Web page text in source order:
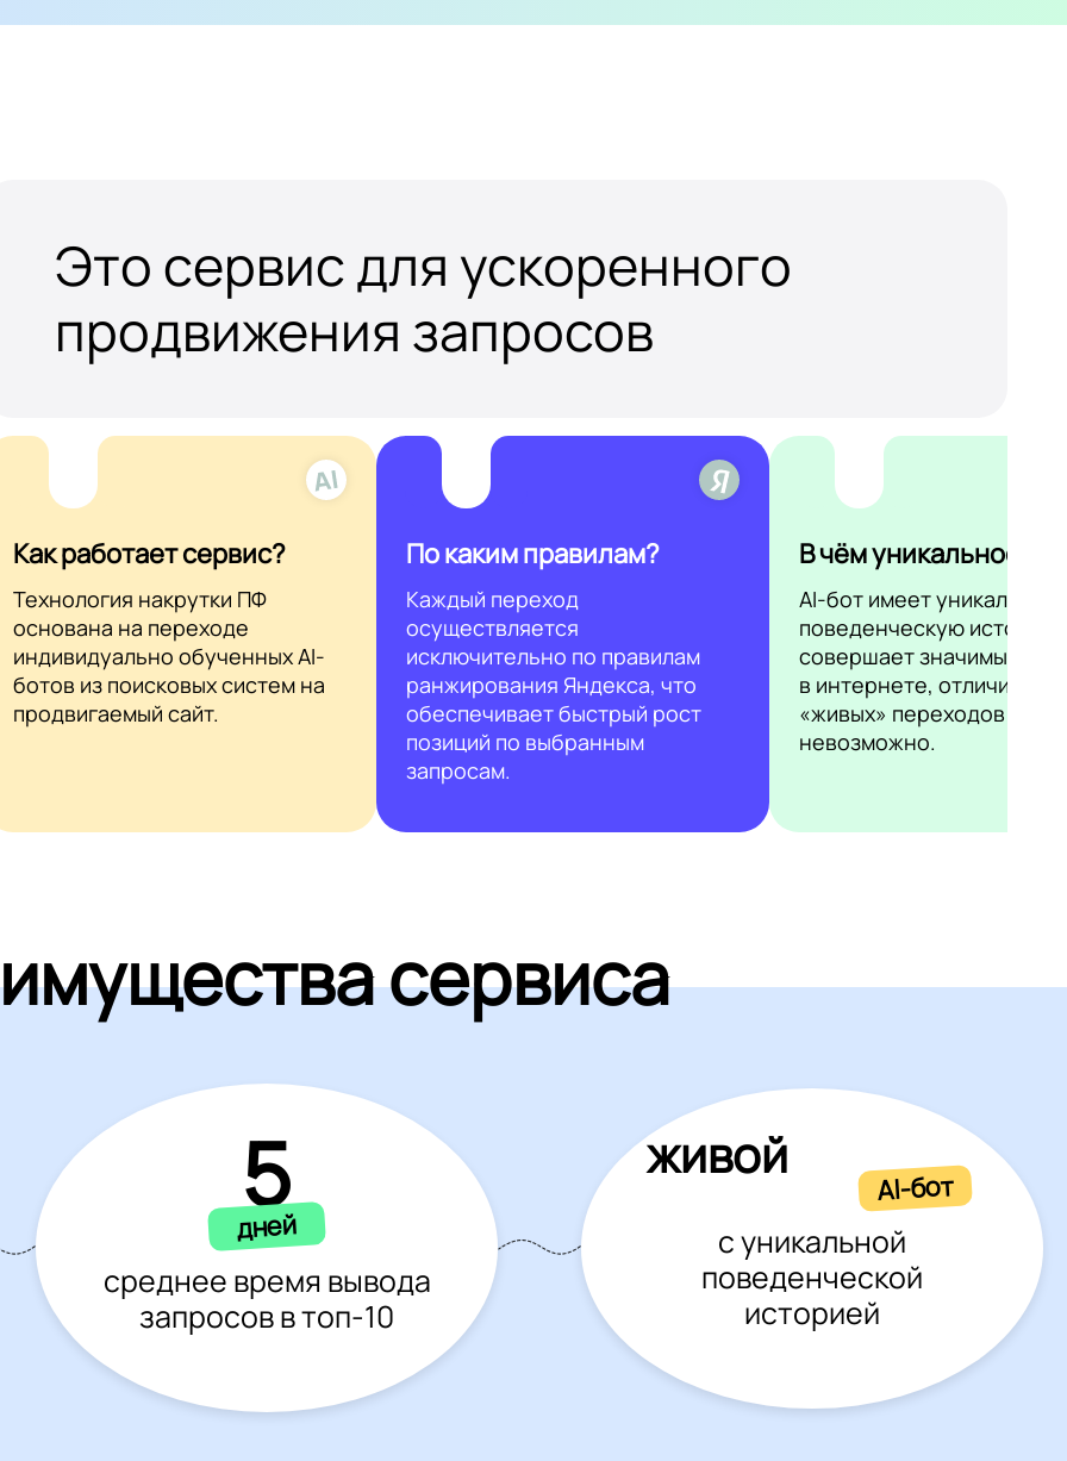
Это сервис для ускоренного
продвижения запросов
Как работает сервис?
Технология накрутки ПФ
основана на переходе
индивидуально обученных AI-
ботов из поисковых систем на
продвигаемый сайт.
По каким правилам?
Каждый переход
осуществляется
исключительно по правилам
ранжирования Яндекса, что
обеспечивает быстрый рост
позиций по выбранным
запросам.
В чём уникальность?
AI-бот имеет уникальную
поведенческую историю
совершает значимые
в интернете, отличить
«живых» переходов
невозможно.
сервиса
5
дней
среднее время вывода
запросов в топ-10
живой
AI-бот
с уникальной
поведенческой
историей